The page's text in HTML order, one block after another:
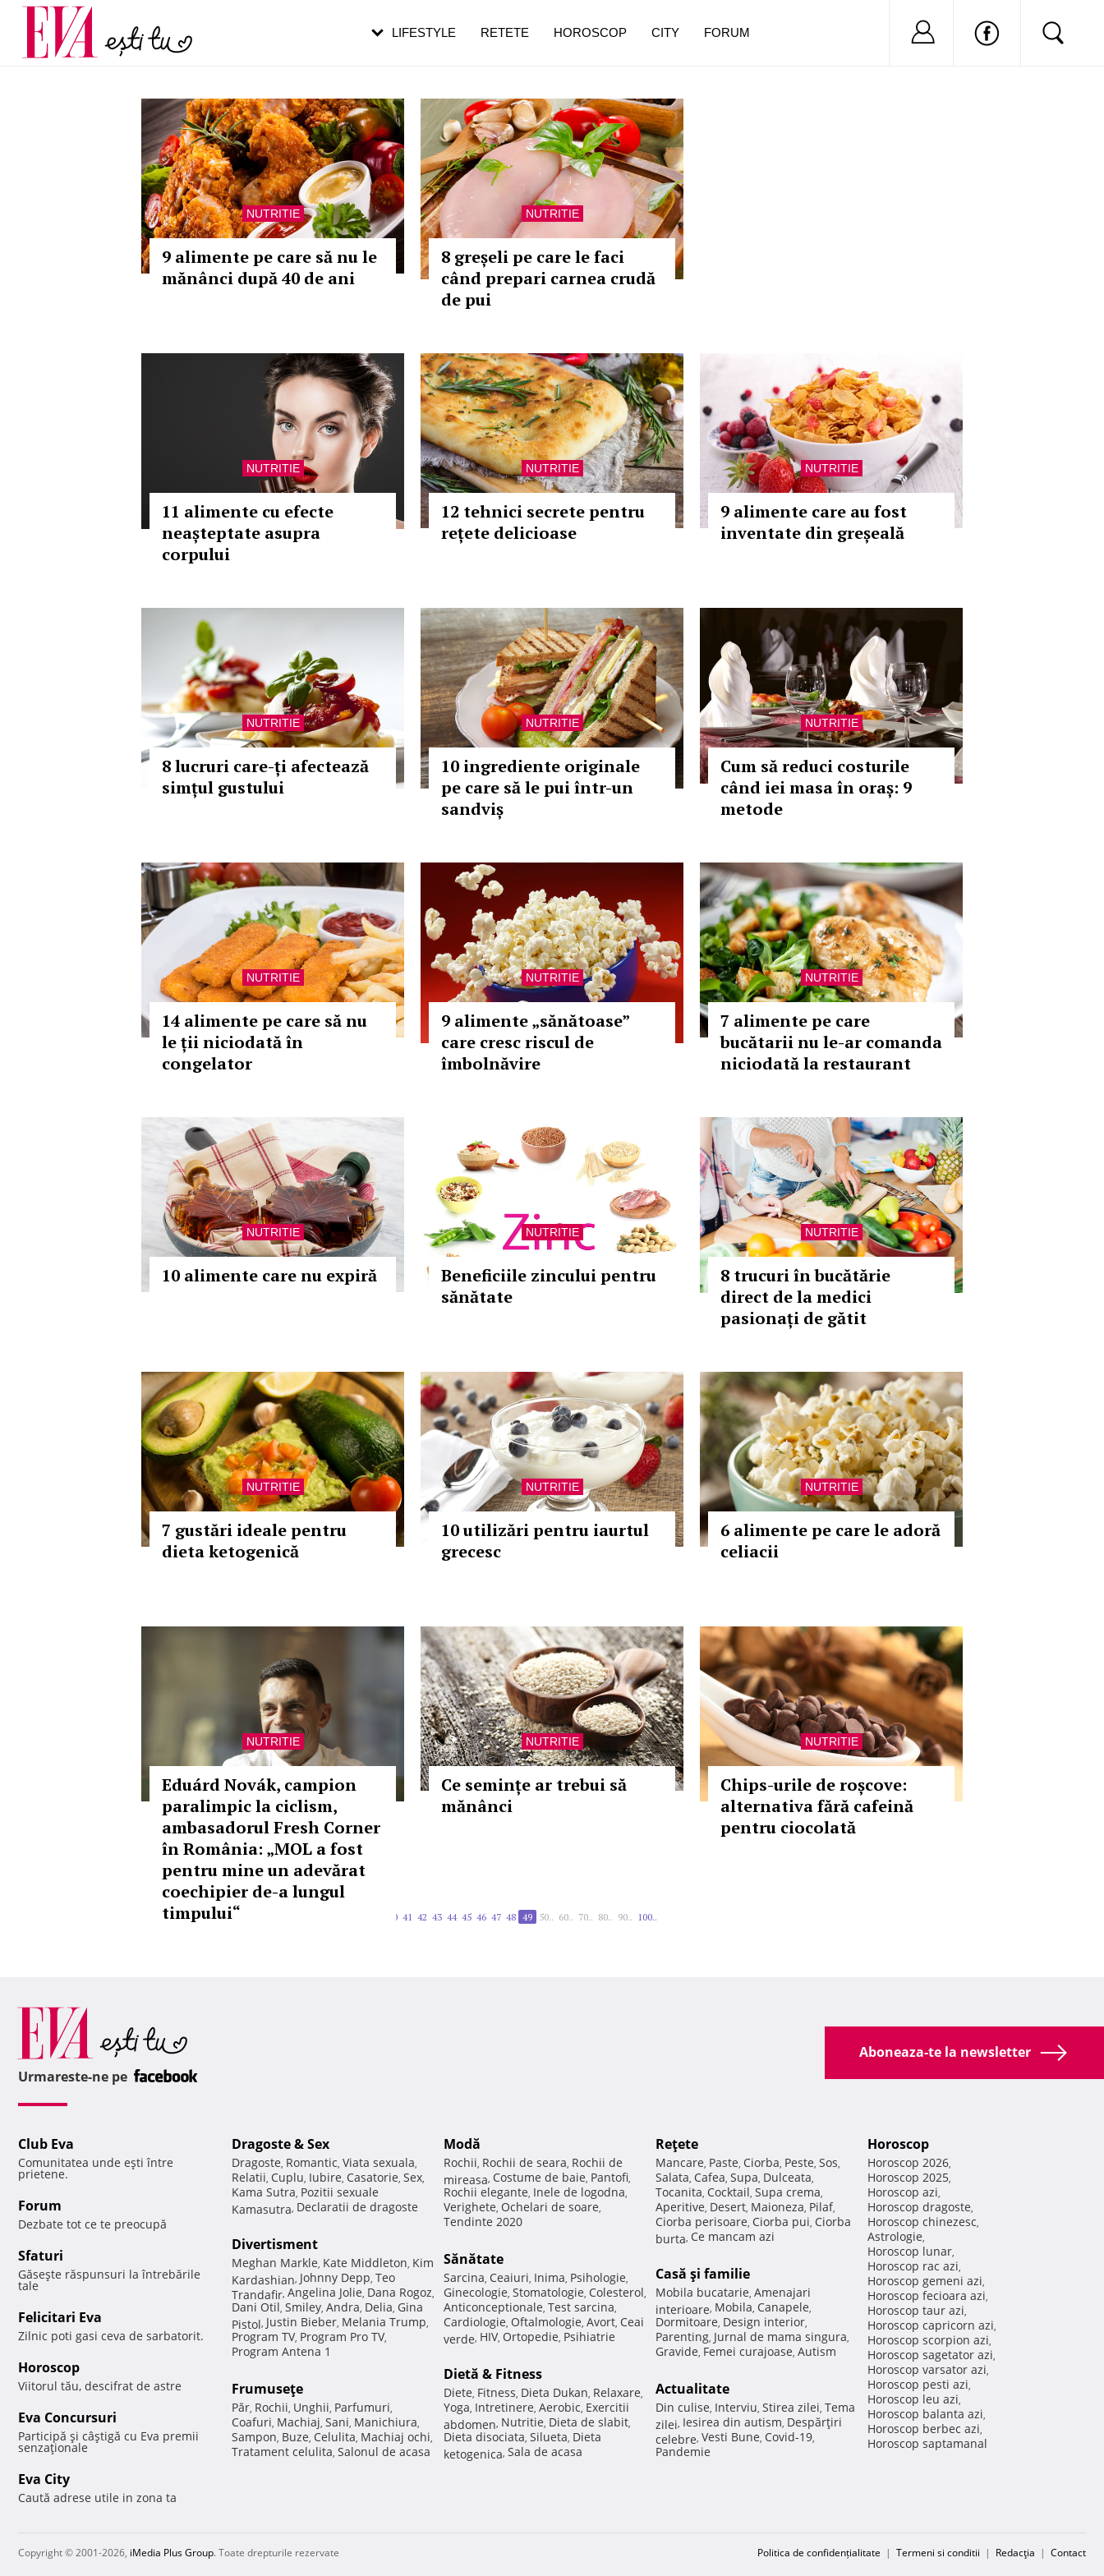
NUTRITIE
9 alimente pe care să nu le
mănânci după 40 de ani
NUTRITIE
8 greșeli pe care le faci
când prepari carnea crudă
de pui
NUTRITIE
11 alimente cu efecte
neașteptate asupra
corpului
NUTRITIE
12 tehnici secrete pentru
rețete delicioase
NUTRITIE
9 alimente care au fost
inventate din greșeală
NUTRITIE
8 lucruri care-ți afectează
simțul gustului
NUTRITIE
10 ingrediente originale
pe care să le pui într-un
sandviș
NUTRITIE
Cum să reduci costurile
când iei masa în oraș: 9
metode
NUTRITIE
14 alimente pe care să nu
le ții niciodată în
congelator
NUTRITIE
9 alimente „sănătoase”
care cresc riscul de
îmbolnăvire
NUTRITIE
7 alimente pe care
bucătarii nu le-ar comanda
niciodată la restaurant
NUTRITIE
10 alimente care nu expiră
NUTRITIE
Beneficiile zincului pentru
sănătate
NUTRITIE
8 trucuri în bucătărie
direct de la medici
pasionați de gătit
NUTRITIE
7 gustări ideale pentru
dieta ketogenică
NUTRITIE
10 utilizări pentru iaurtul
grecesc
NUTRITIE
6 alimente pe care le adoră
celiacii
NUTRITIE
Eduárd Novák, campion
paralimpic la ciclism,
ambasadorul Fresh Corner
în România: „MOL a fost
pentru mine un adevărat
coechipier de-a lungul
timpului“
NUTRITIE
Ce semințe ar trebui să
mănânci
NUTRITIE
Chips-urile de roșcove:
alternativa fără cafeină
pentru ciocolată
40 41 42 43 44 45 46 47 48 49 50.. 60.. 70.. 80.. 90.. 100..
LIFESTYLE RETETE HOROSCOP CITY FORUM Nu ai cont?
Carieră
Actualitate
pe măsură ce înaintezi în vârstă
Aboneaza-te la newsletter
Urmareste-ne pe
Club Eva
Comunitatea unde eşti între
prietene.
Forum
Dezbate tot ce te preocupă
Sfaturi
Găseşte răspunsuri la întrebările
tale
Felicitari Eva
Zilnic poti gasi ceva de sarbatorit.
Horoscop
Viitorul tău, descifrat de astre
Eva Concursuri
Participă şi câştigă cu Eva premii
senzaţionale
Eva City
Caută adrese utile in zona ta
Dragoste & Sex
Dragoste, Romantic, Viata sexuala,
Relatii, Cuplu, Iubire, Casatorie, Sex,
Kama Sutra, Pozitii sexuale
Kamasutra, Declaratii de dragoste
Divertisment
Meghan Markle, Kate Middleton, Kim
Kardashian, Johnny Depp, Teo
Trandafir, Angelina Jolie, Dana Rogoz,
Dani Otil, Smiley, Andra, Delia, Gina
Pistol, Justin Bieber, Melania Trump,
Program TV, Program Pro TV,
Program Antena 1
Frumuseţe
Păr, Rochii, Unghii, Parfumuri,
Coafuri, Machiaj, Sani, Manichiura,
Sampon, Buze, Celulita, Machiaj ochi,
Tratament celulita, Salonul de acasa
Modă
Rochii, Rochii de seara, Rochii de
mireasa, Costume de baie, Pantofi,
Rochii elegante, Inele de logodna,
Verighete, Ochelari de soare,
Tendinte 2020
Sănătate
Sarcina, Ceaiuri, Inima, Psihologie,
Ginecologie, Stomatologie, Colesterol,
Anticonceptionale, Test sarcina,
Cardiologie, Oftalmologie, Avort, Ceai
verde, HIV, Ortopedie, Psihiatrie
Dietă & Fitness
Diete, Fitness, Dieta Dukan, Relaxare,
Yoga, Intretinere, Aerobic, Exercitii
abdomen, Nutritie, Dieta de slabit,
Dieta disociata, Silueta, Dieta
ketogenica, Sala de acasa
Reţete
Mancare, Paste, Ciorba, Peste, Sos,
Salata, Cafea, Supa, Dulceata,
Tocanita, Cocktail, Supa crema,
Aperitive, Desert, Maioneza, Pilaf,
Ciorba perisoare, Ciorba pui, Ciorba
burta, Ce mancam azi
Casă şi familie
Mobila bucatarie, Amenajari
interioare, Mobila, Canapele,
Dormitoare, Design interior,
Parenting, Jurnal de mama singura,
Gravide, Femei curajoase, Autism
Actualitate
Din culise, Interviu, Stirea zilei, Tema
zilei, Iesirea din autism, Despărţiri
celebre, Vesti Bune, Covid-19,
Pandemie
Horoscop
Horoscop 2026,
Horoscop 2025,
Horoscop azi,
Horoscop dragoste,
Horoscop chinezesc,
Astrologie,
Horoscop lunar,
Horoscop rac azi,
Horoscop gemeni azi,
Horoscop fecioara azi,
Horoscop taur azi,
Horoscop capricorn azi,
Horoscop scorpion azi,
Horoscop sagetator azi,
Horoscop varsator azi,
Horoscop pesti azi,
Horoscop leu azi,
Horoscop balanta azi,
Horoscop berbec azi,
Horoscop saptamanal
Copyright © 2001-2026, iMedia Plus Group. Toate drepturile rezervate Politica de confidențialitate | Termeni si conditii | Redacţia | Contact